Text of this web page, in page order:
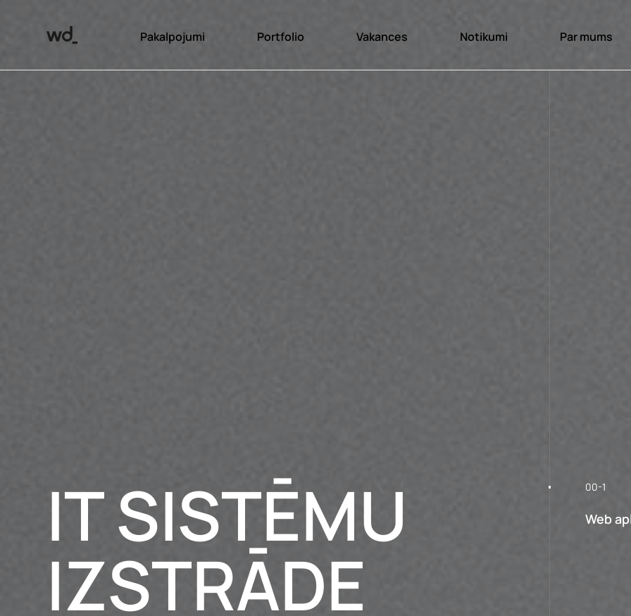
Pakalpojumi Portfolio Vakances Notikumi Par mums
IT SISTĒMU
IZSTRĀDE
00-1
Web